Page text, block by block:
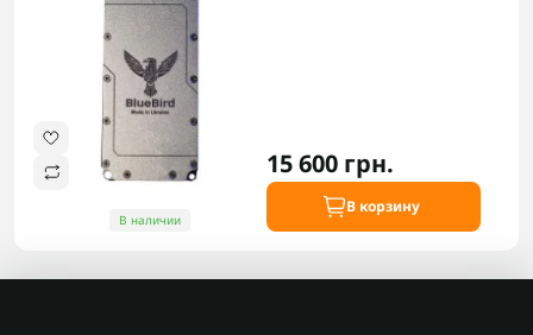
В наличии
15 600 грн.
В корзину